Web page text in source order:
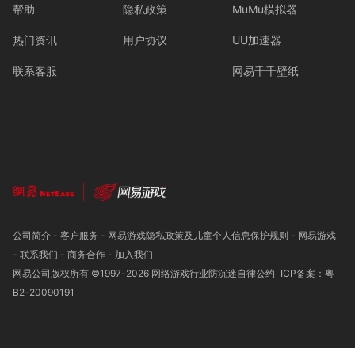
帮助
热门资讯
联系客服
隐私政策
用户协议
MuMu模拟器
UU加速器
网易千千壁纸
公司简介 - 客户服务 - 网易游戏隐私政策及儿童个人信息保护规则 - 网易游戏
- 联系我们 - 商务合作 - 加入我们
网易公司版权所有 ©1997-2026 网络游戏行业防沉迷自律公约 ICP备案：粤
B2-20090191